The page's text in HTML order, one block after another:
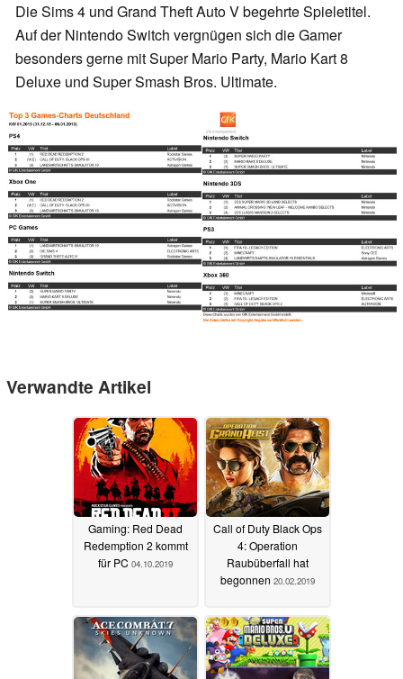
Die Sims 4 und Grand Theft Auto V begehrte Spieletitel.
Auf der Nintendo Switch vergnügen sich die Gamer
besonders gerne mit Super Mario Party, Mario Kart 8
Deluxe und Super Smash Bros. Ultimate.
Verwandte Artikel
Gaming: Red Dead
Redemption 2 kommt
für PC 04.10.2019
Call of Duty Black Ops
4: Operation
Raubüberfall hat
begonnen 20.02.2019